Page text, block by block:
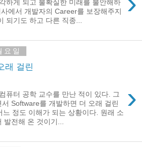
하게 되고 불확실한 미래를 불안해하
에서 개발자의 Career를 보장해주지
되기도 하고 다른 직종...
일
래 걸린
›
퓨터 공학 교수를 만난 적이 있다. 그
Software를 개발하면 더 오래 걸린
정도 이해가 되는 상황이다. 원래 소
전해 온 것이기...